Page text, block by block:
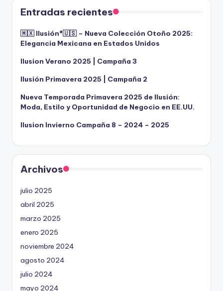
Entradas recientes
🇲🇽 Ilusión®️🇺🇸 – Nueva Colección Otoño 2025:
Elegancia Mexicana en Estados Unidos
Ilusion Verano 2025 | Campaña 3
Ilusión Primavera 2025 | Campaña 2
Nueva Temporada Primavera 2025 de Ilusión:
Moda, Estilo y Oportunidad de Negocio en EE.UU.
Ilusion Invierno Campaña 8 – 2024 – 2025
Archivos
julio 2025
abril 2025
marzo 2025
enero 2025
noviembre 2024
agosto 2024
julio 2024
mayo 2024